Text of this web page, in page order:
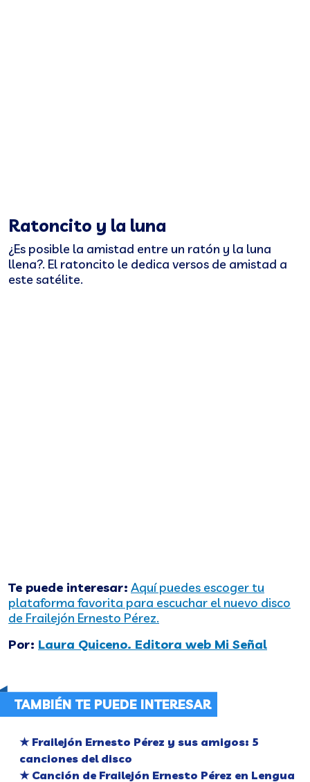
Ratoncito y la luna
¿Es posible la amistad entre un ratón y la luna
llena?. El ratoncito le dedica versos de amistad a
este satélite.
Te puede interesar: Aquí puedes escoger tu
plataforma favorita para escuchar el nuevo disco
de Frailejón Ernesto Pérez.
Por: Laura Quiceno. Editora web Mi Señal
TAMBIÉN TE PUEDE INTERESAR
★ Frailejón Ernesto Pérez y sus amigos: 5
canciones del disco
★ Canción de Frailejón Ernesto Pérez en Lengua